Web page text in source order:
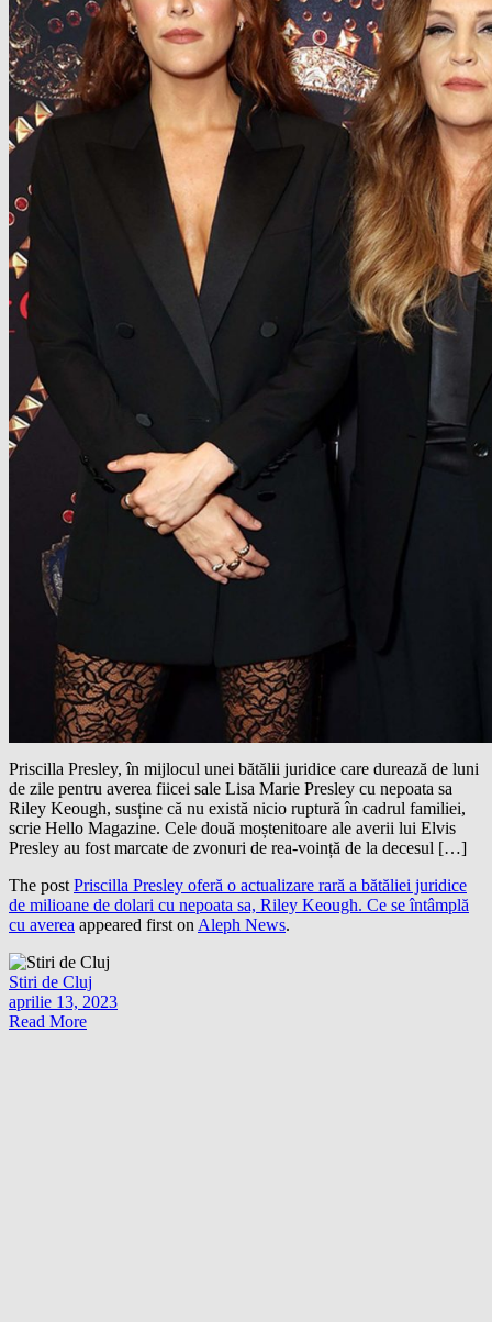
Priscilla Presley, în mijlocul unei bătălii juridice care durează de luni
de zile pentru averea fiicei sale Lisa Marie Presley cu nepoata sa
Riley Keough, susține că nu există nicio ruptură în cadrul familiei,
scrie Hello Magazine. Cele două moștenitoare ale averii lui Elvis
Presley au fost marcate de zvonuri de rea-voință de la decesul […]
The postPriscilla Presley oferă o actualizare rară a bătăliei juridice
de milioane de dolari cu nepoata sa, Riley Keough. Ce se întâmplă
cu averea appeared first onAleph News.
Stiri de Cluj
aprilie 13, 2023
Read More